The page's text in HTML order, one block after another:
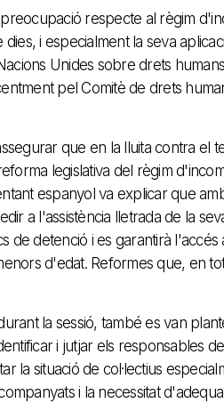
respecte al règim
i especialment la seva
Unides sobre drets
pel Comitè de drets
que en la lluita contra el
legislativa del règim
espanyol va explicar que
a l'assistència lletrada de la
de detenció i es garantirà
d'edat. Reformes que, en
la sessió, també es van
i jutjar els responsables
la situació de col·lectius
i la necessitat